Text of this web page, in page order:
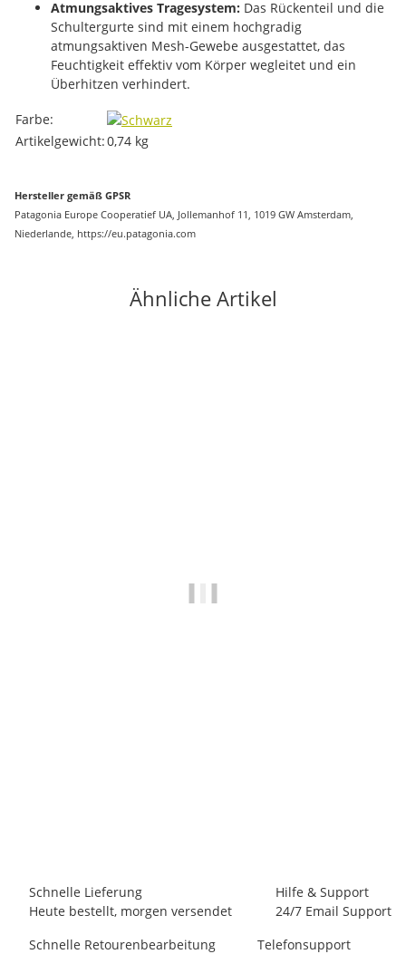
Atmungsaktives Tragesystem: Das Rückenteil und die
Schultergurte sind mit einem hochgradig
atmungsaktiven Mesh-Gewebe ausgestattet, das
Feuchtigkeit effektiv vom Körper wegleitet und ein
Überhitzen verhindert.
Produkteigenschaft
Wert
Farbe:
Artikelgewicht:0,74 kg
Hersteller gemäß GPSR
Patagonia Europe Cooperatief UA, Jollemanhof 11, 1019 GW Amsterdam,
Niederlande, https://eu.patagonia.com
Ähnliche Artikel
Schnelle Lieferung
Heute bestellt, morgen versendet
Hilfe & Support
24/7 Email Support
Schnelle Retourenbearbeitung
Telefonsupport